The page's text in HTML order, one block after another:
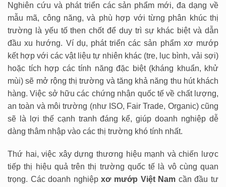
Nghiên cứu và phát triển các sản phẩm mới, đa dạng về
mẫu mã, công năng, và phù hợp với từng phân khúc thị
trường là yếu tố then chốt để duy trì sự khác biệt và dẫn
đầu xu hướng. Ví dụ, phát triển các sản phẩm xơ mướp
kết hợp với các vật liệu tự nhiên khác (tre, lục bình, vải sợi)
hoặc tích hợp các tính năng đặc biệt (kháng khuẩn, khử
mùi) sẽ mở rộng thị trường và tăng khả năng thu hút khách
hàng. Việc sở hữu các chứng nhận quốc tế về chất lượng,
an toàn và môi trường (như ISO, Fair Trade, Organic) cũng
sẽ là lợi thế cạnh tranh đáng kể, giúp doanh nghiệp dễ
dàng thâm nhập vào các thị trường khó tính nhất.
Thứ hai, việc xây dựng thương hiệu mạnh và chiến lược
tiếp thị hiệu quả trên thị trường quốc tế là vô cùng quan
trọng. Các doanh nghiệpxơ mướp Việt Nam cần đầu tư